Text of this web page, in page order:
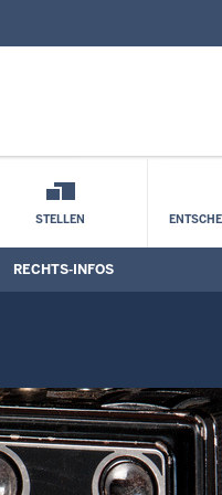
auf
STELLEN
RECHTS-INFOS